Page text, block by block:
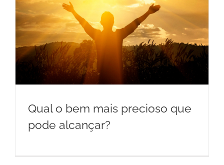
Qual o bem mais precioso que
pode alcançar?